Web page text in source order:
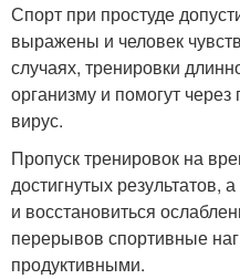
Спорт при простуде
выражены и человек
случаях, тренировки
организму и помогут
вирус.
Пропуск тренировок на
достигнутых
и восстановиться
перерывов спортивные
продуктивными.